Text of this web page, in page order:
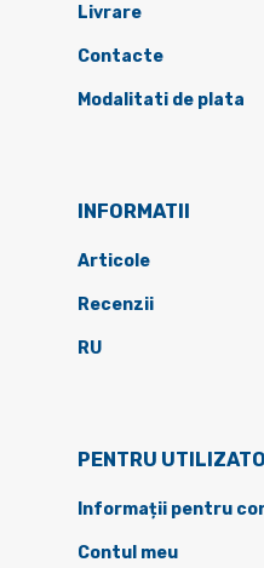
Livrare
Contacte
Modalitati de plata
INFORMATII
Articole
Recenzii
RU
PENTRU
Informații pentru
Contul meu